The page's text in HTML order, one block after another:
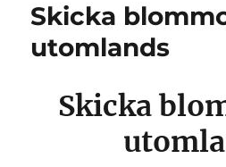
Skicka
utomlands
Skicka